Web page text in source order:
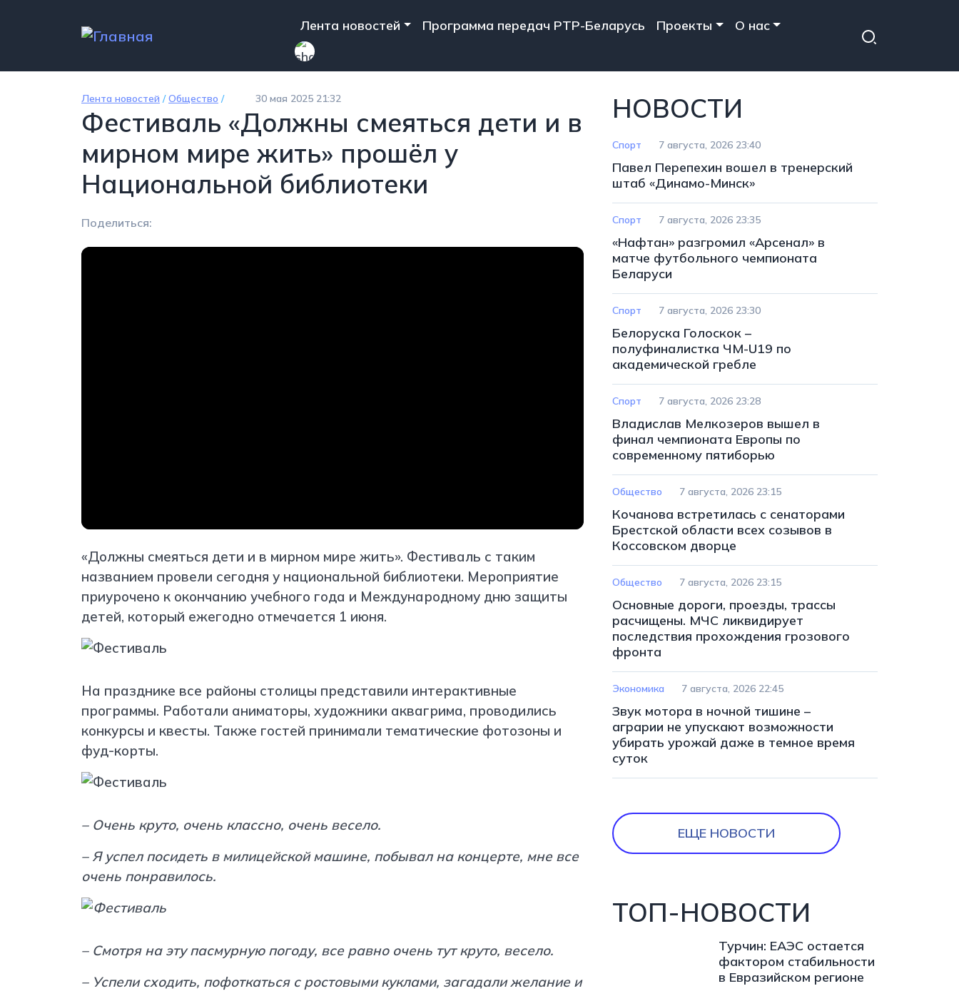
Main navigation
Лента новостей Программа передач РТР-Беларусь Проекты О нас
Лента новостей /Общество / 30 мая 2025 21:32
Фестиваль «Должны смеяться дети и в
мирном мире жить» прошёл у
Национальной библиотеки
Поделиться:
«Должны смеяться дети и в мирном мире жить». Фестиваль с таким
названием провели сегодня у национальной библиотеки. Мероприятие
приурочено к окончанию учебного года и Международному дню защиты
детей, который ежегодно отмечается 1 июня.
На празднике все районы столицы представили интерактивные
программы. Работали аниматоры, художники аквагрима, проводились
конкурсы и квесты. Также гостей принимали тематические фотозоны и
фуд-корты.
– Очень круто, очень классно, очень весело.
– Я успел посидеть в милицейской машине, побывал на концерте, мне все
очень понравилось.
– Смотря на эту пасмурную погоду, все равно очень тут круто, весело.
– Успели сходить, пофоткаться с ростовыми куклами, загадали желание и
НОВОСТИ
Спорт 7 августа, 2026 23:40
Павел Перепехин вошел в тренерский
штаб «Динамо-Минск»
Спорт 7 августа, 2026 23:35
«Нафтан» разгромил «Арсенал» в
матче футбольного чемпионата
Беларуси
Спорт 7 августа, 2026 23:30
Белоруска Голоскок –
полуфиналистка ЧМ-U19 по
академической гребле
Спорт 7 августа, 2026 23:28
Владислав Мелкозеров вышел в
финал чемпионата Европы по
современному пятиборью
Общество 7 августа, 2026 23:15
Кочанова встретилась с сенаторами
Брестской области всех созывов в
Коссовском дворце
Общество 7 августа, 2026 23:15
Основные дороги, проезды, трассы
расчищены. МЧС ликвидирует
последствия прохождения грозового
фронта
Экономика 7 августа, 2026 22:45
Звук мотора в ночной тишине –
аграрии не упускают возможности
убирать урожай даже в темное время
суток
ЕЩЕ НОВОСТИ
ТОП-НОВОСТИ
Турчин: ЕАЭС остается
фактором стабильности
в Евразийском регионе